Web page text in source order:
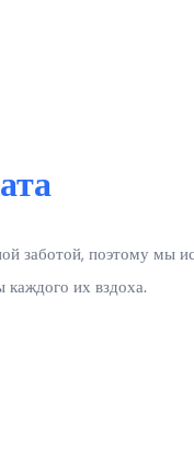
заботой, поэтому мы
каждого их вздоха.